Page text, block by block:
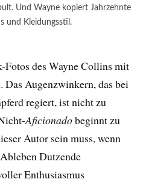
Und Wayne kopiert Jahrzehnte
und Kleidungsstil.
des Wayne Collins mit
Augenzwinkern, das bei
regiert, ist nicht zu
Aficionadobeginnt zu
Autor sein muss, wenn
Dutzende
Enthusiasmus